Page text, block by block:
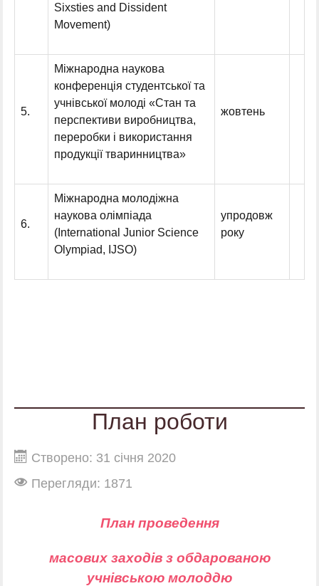
Sixsties and Dissident
Movement)
5.
Міжнародна наукова
конференція студентської та
учнівської молоді «Стан та
перспективи виробництва,
переробки і використання
продукції тваринництва»
жовтень
6.
Міжнародна молодіжна
наукова олімпіада
(International Junior Science
Olympiad, IJSO)
упродовж
року
План роботи
Створено: 31 січня 2020
Перегляди: 1871
План проведення
масових заходів з обдарованою
учнівською молоддю